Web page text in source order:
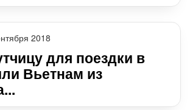
2018
для поездки в
Вьетнам из